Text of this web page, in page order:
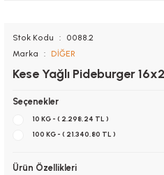
Stok Kodu
0088.2
Marka
DİĞER
Kese Yağlı Pideburger
Seçenekler
10 KG - ( 2.298,24 TL )
100 KG - ( 21.340,80 TL )
Ürün Özellikleri